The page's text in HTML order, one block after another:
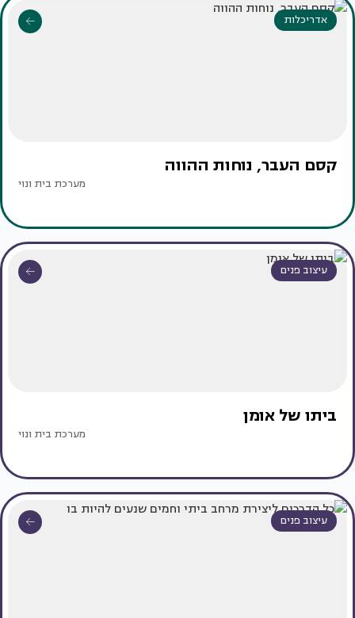
אדריכלות
קסם העבר, נוחות ההווה
מערכת בית ונוי
עיצוב פנים
ביתו של אומן
מערכת בית ונוי
עיצוב פנים